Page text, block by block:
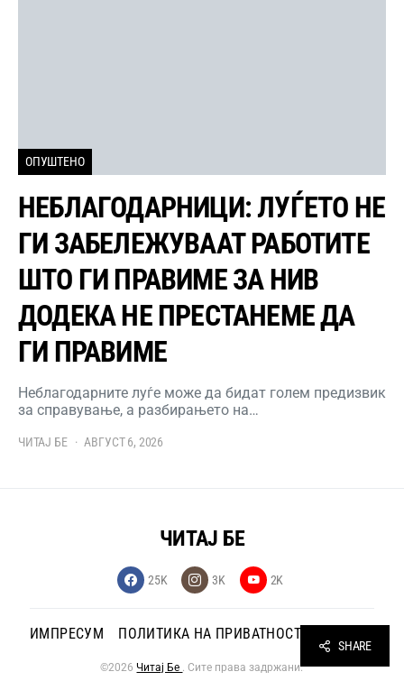
ОПУШТЕНО
НЕБЛАГОДАРНИЦИ: ЛУЃЕТО НЕ
ГИ ЗАБЕЛЕЖУВААТ РАБОТИТЕ
ШТО ГИ ПРАВИМЕ ЗА НИВ
ДОДЕКА НЕ ПРЕСТАНЕМЕ ДА
ГИ ПРАВИМЕ
Неблагодарните луѓе може да бидат голем предизвик
за справување, а разбирањето на…
ЧИТАЈ БЕ АВГУСТ 6, 2026
ЧИТАЈ БЕ
25K 3K 2K
ИМПРЕСУМ ПОЛИТИКА НА ПРИВАТНОСТ
©2026Читај Бе . Сите права задржани.
SHARE